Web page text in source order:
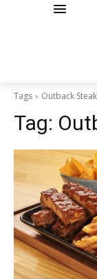
Tags Outback
Tag: